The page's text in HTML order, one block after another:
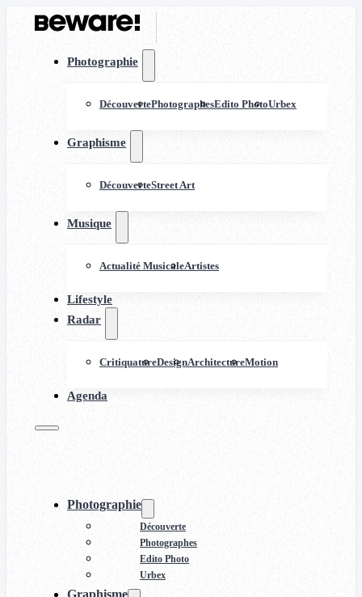
Photographie
DécouvertePhotographesEdito PhotoUrbex
Graphisme
DécouverteStreet Art
Musique
Actualité MusicaleArtistes
Lifestyle
Radar
CritiquatureDesignArchitectureMotion
Agenda
Photographie
Découverte
Photographes
Edito Photo
Urbex
Graphisme